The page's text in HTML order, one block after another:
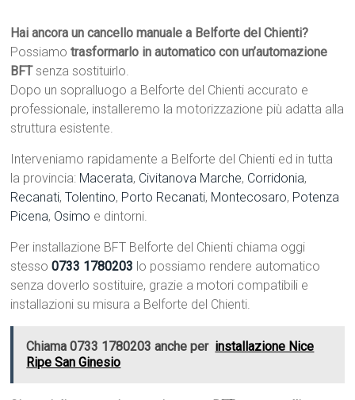
Hai ancora un cancello manuale a Belforte del Chienti?
Possiamotrasformarlo in automatico con un’automazione
BFTsenza sostituirlo.
Dopo un sopralluogo a Belforte del Chienti accurato e
professionale, installeremo la motorizzazione più adatta alla
struttura esistente.
Interveniamo rapidamente a Belforte del Chienti ed in tutta
la provincia: Macerata, Civitanova Marche, Corridonia,
Recanati,Tolentino, Porto Recanati, Montecosaro, Potenza
Picena, Osimo e dintorni.
Per installazione BFT Belforte del Chienti chiama oggi
stesso0733 1780203 lo possiamo rendere automatico
senza doverlo sostituire, grazie a motori compatibili e
installazioni su misura a Belforte del Chienti.
Chiama 0733 1780203 anche per installazione Nice
Ripe San Ginesio